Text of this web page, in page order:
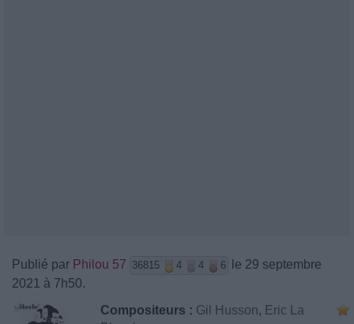
Publié par Philou 57 36815 4 4 6
le 29 septembre
2021 à 7h50.
Compositeurs : Gil Husson, Eric La